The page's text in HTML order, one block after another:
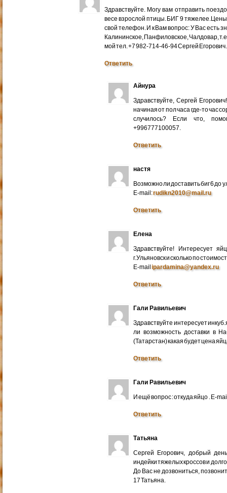
Здравствуйте. Могу вам отправить
весе взрослой птицы. БИГ 9
свой телефон. И к Вам вопрос: У Вас есть
Калининское, Панфиловское, Чалдовар,
мой тел. +7 982-714-46-94 Сергей Егорович.
Ответить
Айнура
Здравствуйте, Сергей
начиная от пол часа где-то час
случилось? Если что,
+996777100057.
Ответить
настя
Возможно ли доставить биг 6 до
E-mail:rudikn2010@mail.ru
Ответить
Елена
Здравствуйте! Интересует
г.Ульяновск и сколько по
E-mailipardamina@yandex.ru
Ответить
Гали Равильевич
Здравствуйте интересует
ли возможность доставки в
(Татарстан) какая будет цена
Ответить
Гали Равильевич
И ещё вопрос : откуда яйцо . E-
Ответить
Татьяна
Сергей Егорович, добрый
индейки тяжелых кроссов и
До Вас не дозвониться,
17 Татьяна.